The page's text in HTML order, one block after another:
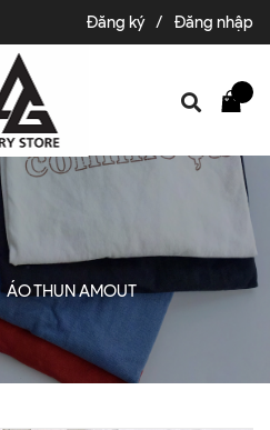
Đăng ký / Đăng nhập
ÁO THUN AMOUT